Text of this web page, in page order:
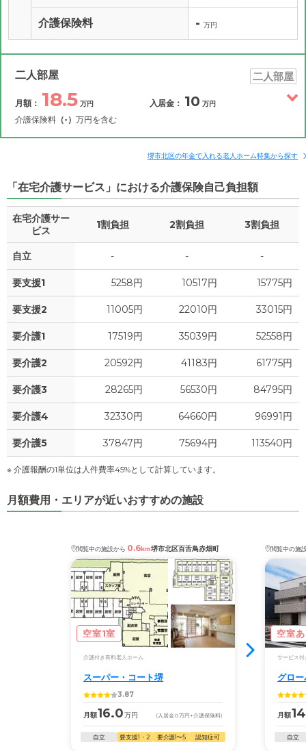
介護保険料 - 万円
二人部屋 二人部屋
月額： 18.5 万円
介護保険料 （-） 万円を含む
入居金： 10 万円
補足情報
月額費用 ? 18.5 万円
家賃 5.2
食費 ? 0 万円
水道・光熱費 0
上乗せ介護費 ? 0 万円
その他 3.8
介護保険料 -
堺市北区の年金で入れる老人ホーム特集から探す
「在宅介護サービス」における介護保険自己負担額
在宅介護サー
ビス
1割負担 2割負担 3割負担
自立 - - -
要支援1 5258円 10517円 15775円
要支援2 11005円 22010円 33015円
要介護1 17519円 35039円 52558円
要介護2 20592円 41183円 61775円
要介護3 28265円 56530円 84795円
要介護4 32330円 64660円 96991円
要介護5 37847円 75694円 113540円
※ 介護報酬の1単位は人件費率45%として計算しています。
月額費用・エリアが近いおすすめの施設
閲覧中の施設から 0.6km堺市北区百舌鳥赤畑町
空室1室
介護付き有料老人ホーム
スーパー・コート堺
3.87
月額16.0万円 (入居金0万円 +介護保険料)
自立 要支援1・2 要介護1〜5 認知症可
閲覧中の施
空室
サービス付
グロ
月額
自立